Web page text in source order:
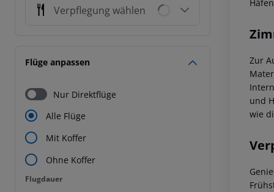
Verpflegung wählen
Flüge anpassen
Nur Direktflüge
Alle Flüge
Mit Koffer
Ohne Koffer
Flugdauer
Flugdauer
Zur
und
wie